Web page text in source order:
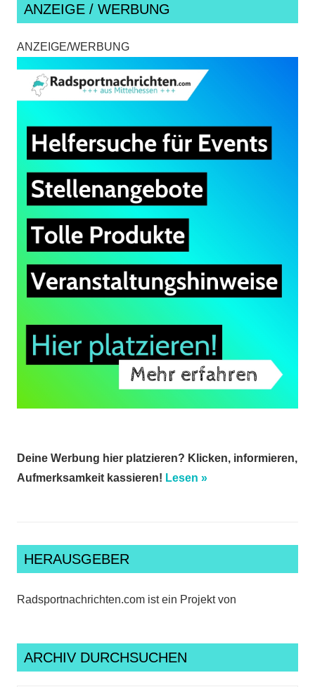
ANZEIGE / WERBUNG
ANZEIGE/WERBUNG
Deine Werbung hier platzieren? Klicken, informieren,
Aufmerksamkeit kassieren! Lesen »
HERAUSGEBER
Radsportnachrichten.com ist ein Projekt von
ARCHIV DURCHSUCHEN